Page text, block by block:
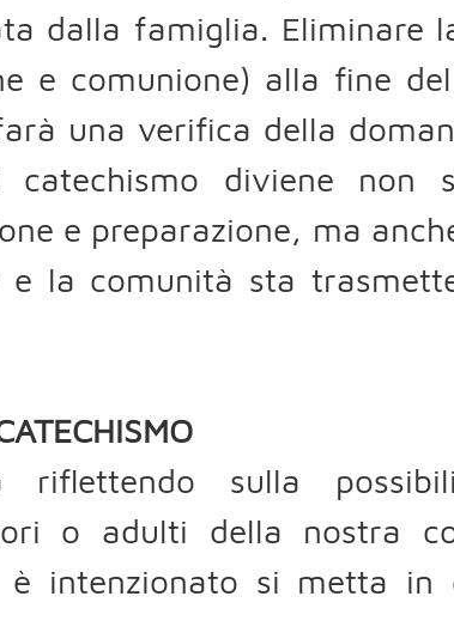
dalla famiglia. Eliminare
e comunione) alla fine
una verifica della
diviene non
e preparazione, ma
la comunità sta
riflettendo sulla
o adulti della nostra
è intenzionato si metta in